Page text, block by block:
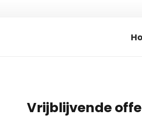
Vrijblijvende